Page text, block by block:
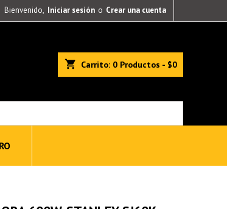
Bienvenido, Iniciar sesión o Crear una cuenta
shopping_cart Carrito: 0 Productos - $0